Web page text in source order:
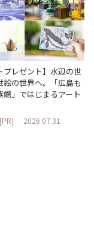
プレゼント】水辺の世
絵の世界へ。「広島も
館」ではじまるアート
[PR] 2026.07.31